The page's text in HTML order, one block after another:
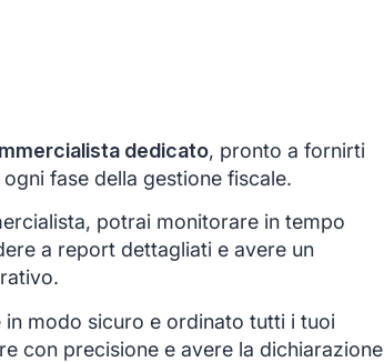
dedicato, pronto a fornirti
fase della gestione fiscale.
potrai monitorare in tempo
a report dettagliati e avere un
modo sicuro e ordinato tutti i tuoi
con precisione e avere la dichiarazione